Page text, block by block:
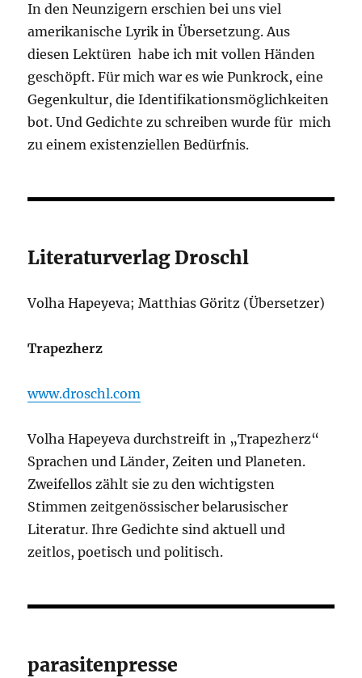
In den Neunzigern erschien bei uns viel
amerikanische Lyrik in Übersetzung. Aus
diesen Lektüren habe ich mit vollen Händen
geschöpft. Für mich war es wie Punkrock, eine
Gegenkultur, die Identifikationsmöglichkeiten
bot. Und Gedichte zu schreiben wurde für mich
zu einem existenziellen Bedürfnis.
Literaturverlag Droschl
Volha Hapeyeva; Matthias Göritz (Übersetzer)
Trapezherz
www.droschl.com
Volha Hapeyeva durchstreift in „Trapezherz“
Sprachen und Länder, Zeiten und Planeten.
Zweifellos zählt sie zu den wichtigsten
Stimmen zeitgenössischer belarusischer
Literatur. Ihre Gedichte sind aktuell und
zeitlos, poetisch und politisch.
parasitenpresse